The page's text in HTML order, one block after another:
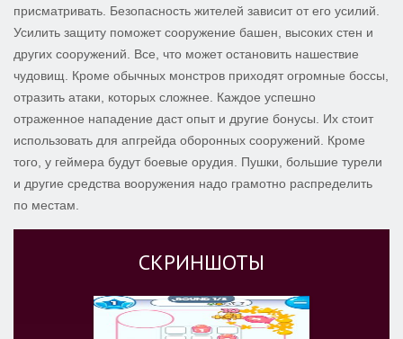
присматривать. Безопасность жителей зависит от его усилий.
Усилить защиту поможет сооружение башен, высоких стен и
других сооружений. Все, что может остановить нашествие
чудовищ. Кроме обычных монстров приходят огромные боссы,
отразить атаки, которых сложнее. Каждое успешно
отраженное нападение даст опыт и другие бонусы. Их стоит
использовать для апгрейда оборонных сооружений. Кроме
того, у геймера будут боевые орудия. Пушки, большие турели
и другие средства вооружения надо грамотно распределить
по местам.
СКРИНШОТЫ